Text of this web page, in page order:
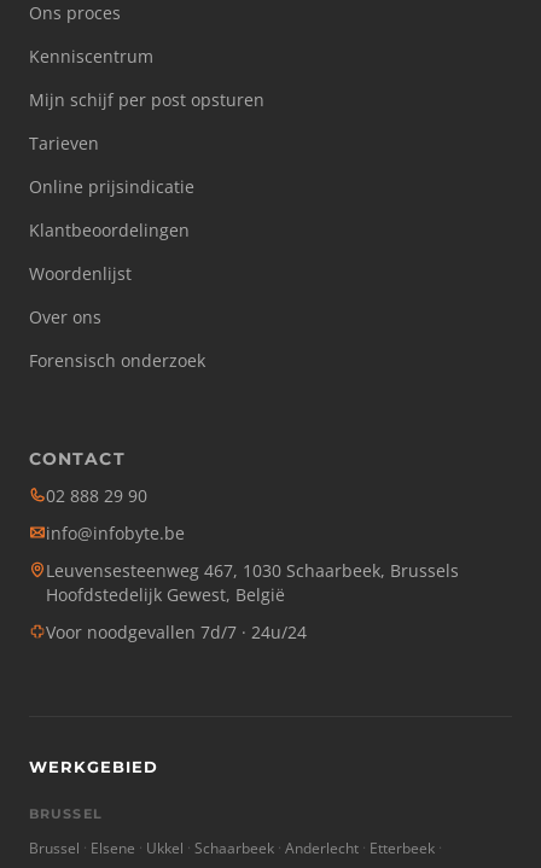
Ons proces
Kenniscentrum
Mijn schijf per post opsturen
Tarieven
Online prijsindicatie
Klantbeoordelingen
Woordenlijst
Over ons
Forensisch onderzoek
CONTACT
02 888 29 90
info@infobyte.be
Leuvensesteenweg 467, 1030 Schaarbeek, Brussels
Hoofdstedelijk Gewest, België
Voor noodgevallen 7d/7 · 24u/24
WERKGEBIED
BRUSSEL
Brussel Elsene Ukkel Schaarbeek Anderlecht Etterbeek